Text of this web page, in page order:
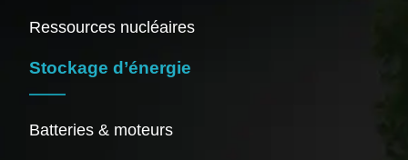
Ressources nucléaires
Stockage d’énergie
Batteries & moteurs